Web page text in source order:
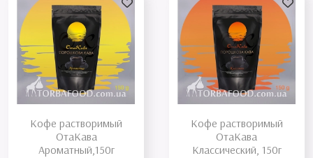
Кофе растворимый
ОтаКава
Ароматный,150г
Кофе растворимый
ОтаКава
Классический, 150г